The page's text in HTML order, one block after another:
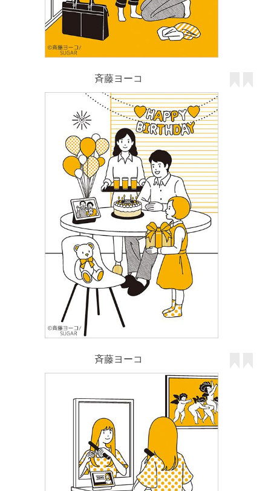
斉藤ヨーコ